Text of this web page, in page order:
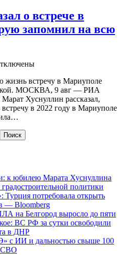
о встрече в
запомнил на всю
жизнь встречу в Мариуполе
МОСКВА, 9 авг — РИА
Хуснуллин рассказал,
в 2022 году в Мариуполе
к юбилею Марата Хуснуллина
политики
Турция потребовала открыть
— Bloomberg
на Белгород выросло до пяти
ВС РФ за сутки освободили
в ДНР
с ИИ и дальностью свыше 100
СВО